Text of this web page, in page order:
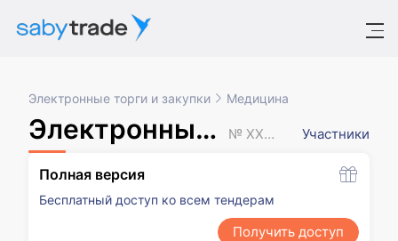
Электронные торги и закупки Медицина
Электронный аукцион № XXXXXXX Участники
Полная версия
Бесплатный доступ ко всем тендерам
Получить доступ